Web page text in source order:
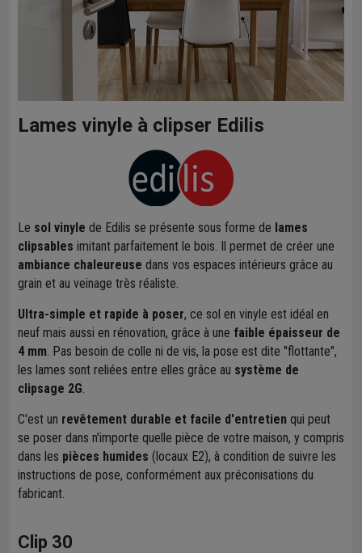
Lames vinyle à clipser Edilis
Le sol vinyle de Edilis se présente sous forme de lames
clipsables imitant parfaitement le bois. Il permet de créer une
ambiance chaleureuse dans vos espaces intérieurs grâce au
grain et au veinage très réaliste.
Ultra-simple et rapide à poser, ce sol en vinyle est idéal en
neuf mais aussi en rénovation, grâce à une faible épaisseur de
4 mm. Pas besoin de colle ni de vis, la pose est dite "flottante",
les lames sont reliées entre elles grâce au système de
clipsage 2G.
C'est un revêtement durable et facile d'entretien qui peut
se poser dans n'importe quelle pièce de votre maison, y compris
dans les pièces humides (locaux E2), à condition de suivre les
instructions de pose, conformément aux préconisations du
fabricant.
Clip 30